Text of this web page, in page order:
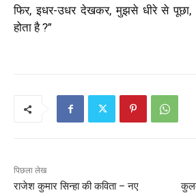
फिर, इधर-उधर देखकर, मुझसे धीरे से पूछा,
होता है ?”
पिछला लेख
राजेश कुमार सिन्हा की कविता – नए